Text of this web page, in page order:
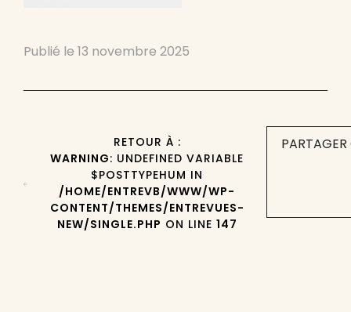
Publié le 13 novembre 2025
RETOUR À :
WARNING: UNDEFINED VARIABLE
$POSTTYPEHUM IN
/HOME/ENTREVB/WWW/WP-
CONTENT/THEMES/ENTREVUES-
NEW/SINGLE.PHP ON LINE 147